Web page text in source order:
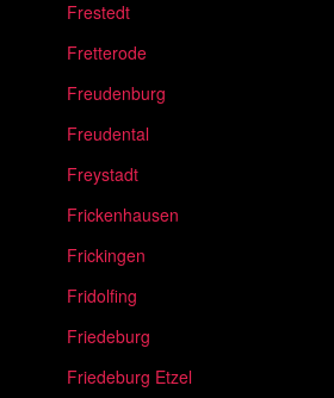
Frestedt
Fretterode
Freudenburg
Freudental
Freystadt
Frickenhausen
Frickingen
Fridolfing
Friedeburg
Friedeburg Etzel